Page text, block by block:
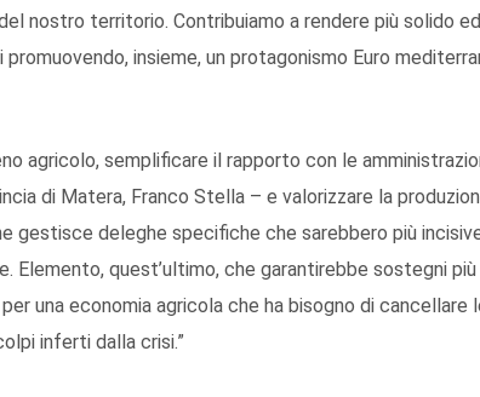
nostro territorio. Contribuiamo a rendere più solido
insieme, un protagonismo Euro
agricolo, semplificare il rapporto con le
di Matera, Franco Stella – e valorizzare la
gestisce deleghe specifiche che sarebbero più
Elemento, quest’ultimo, che garantirebbe sostegni
una economia agricola che ha bisogno di cancellare
inferti dalla crisi.”